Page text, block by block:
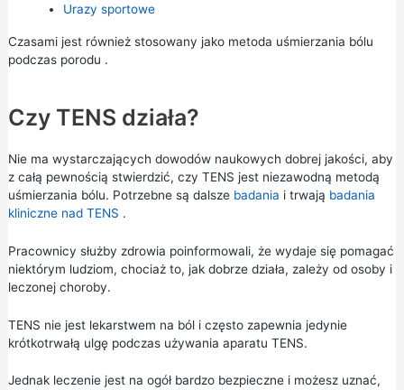
Urazy sportowe
Czasami jest również stosowany jako metoda uśmierzania bólu
podczas porodu .
Czy TENS działa?
Nie ma wystarczających dowodów naukowych dobrej jakości, aby
z całą pewnością stwierdzić, czy TENS jest niezawodną metodą
uśmierzania bólu. Potrzebne są dalsze badania i trwają badania
kliniczne nad TENS .
Pracownicy służby zdrowia poinformowali, że wydaje się pomagać
niektórym ludziom, chociaż to, jak dobrze działa, zależy od osoby i
leczonej choroby.
TENS nie jest lekarstwem na ból i często zapewnia jedynie
krótkotrwałą ulgę podczas używania aparatu TENS.
Jednak leczenie jest na ogół bardzo bezpieczne i możesz uznać,